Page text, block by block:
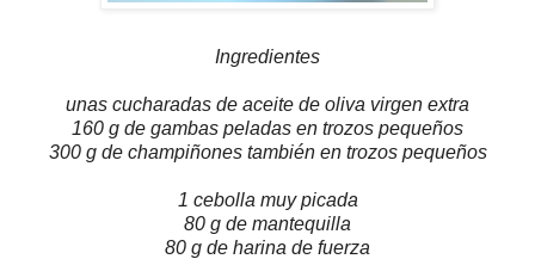
Ingredientes
unas cucharadas de aceite de oliva virgen extra
160 g de gambas peladas en trozos pequeños
300 g de champiñones también en trozos pequeños
1 cebolla muy picada
80 g de mantequilla
80 g de harina de fuerza